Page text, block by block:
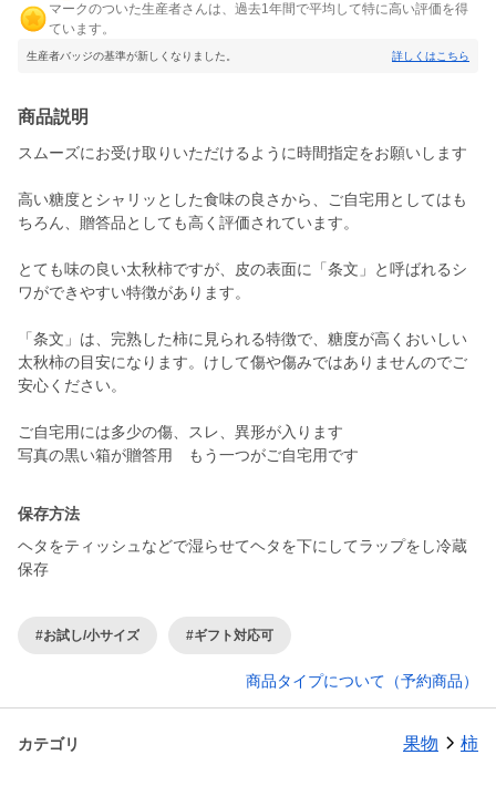
マークのついた生産者さんは、過去1年間で平均して特に高い評価を得
ています。
生産者バッジの基準が新しくなりました。 詳しくはこちら
商品説明
スムーズにお受け取りいただけるように時間指定をお願いします
高い糖度とシャリッとした食味の良さから、ご自宅用としてはも
ちろん、贈答品としても高く評価されています。
とても味の良い太秋柿ですが、皮の表面に「条文」と呼ばれるシ
ワができやすい特徴があります。
「条文」は、完熟した柿に見られる特徴で、糖度が高くおいしい
太秋柿の目安になります。けして傷や傷みではありませんのでご
安心ください。
ご自宅用には多少の傷、スレ、異形が入ります
写真の黒い箱が贈答用 もう一つがご自宅用です
保存方法
ヘタをティッシュなどで湿らせてヘタを下にしてラップをし冷蔵
保存
#お試し/小サイズ #ギフト対応可
商品タイプについて（予約商品）
カテゴリ 果物 柿